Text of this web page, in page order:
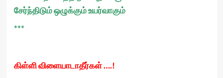
சேர்ந்திடும் ஒழுக்கும் உயர்வாகும்
***
கிள்ளி விளையாடாதீர்கள் ….!